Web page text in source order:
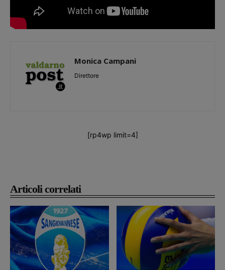
Articoli correlati
Monica Campani
Direttore
[rp4wp limit=4]